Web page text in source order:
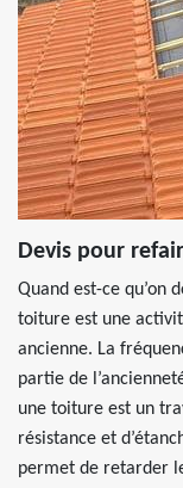
Devis pour
Quand est-ce qu’on
toiture est une
ancienne. La
partie de
une toiture est un
résistance et
permet de retarder